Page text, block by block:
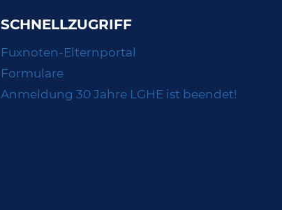
SCHNELLZUGRIFF
Fuxnoten-Elternportal
Formulare
Anmeldung 30 Jahre LGHE ist beendet!